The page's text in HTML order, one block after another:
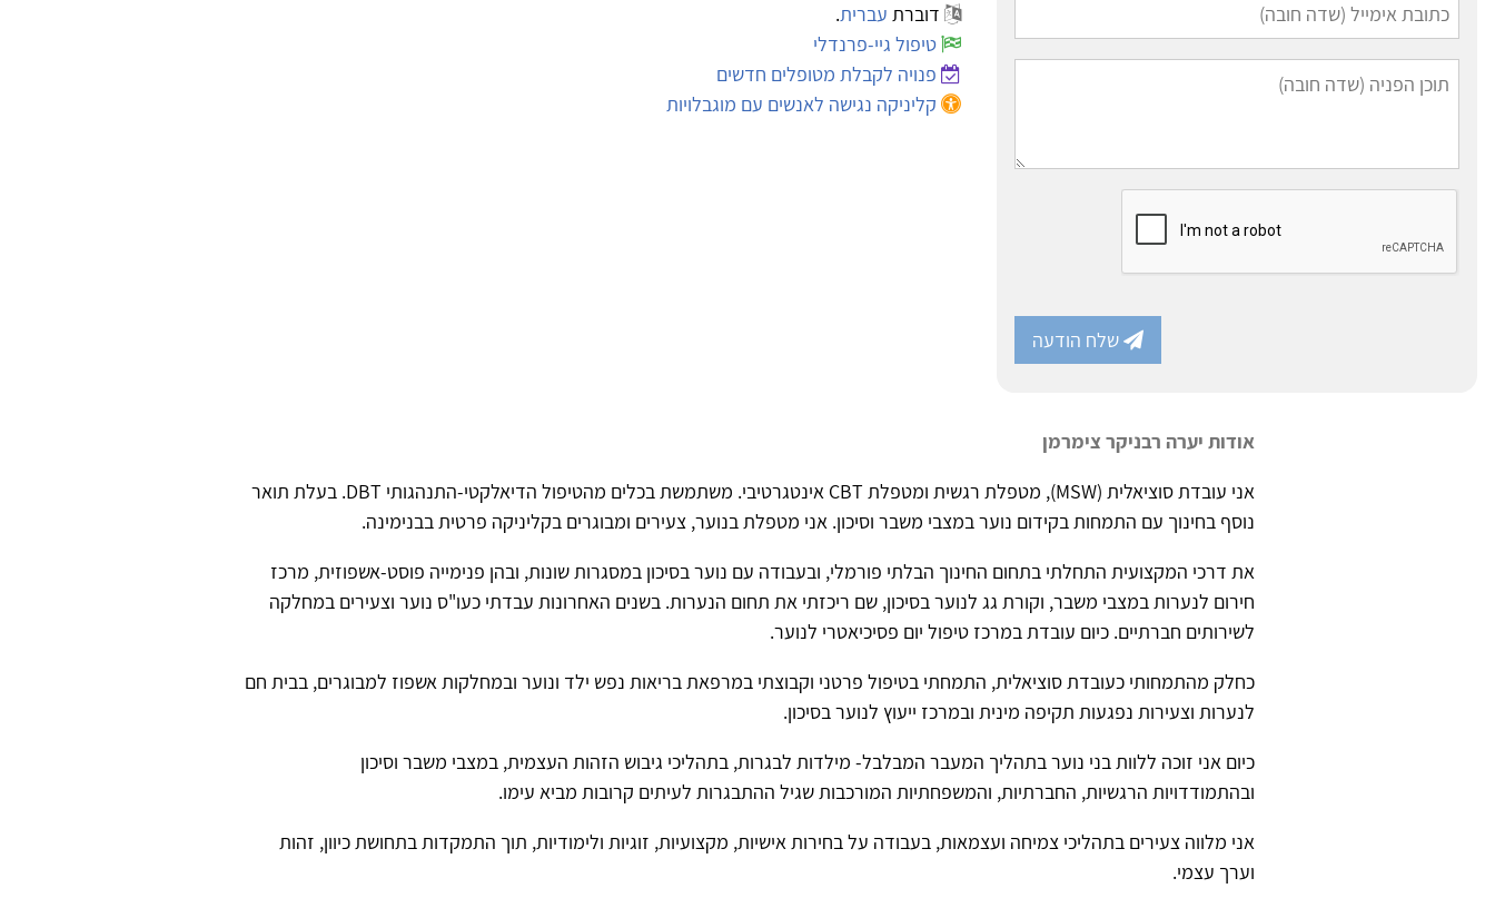
שלח הודעה
דוברת עברית.
טיפול גיי-פרנדלי
פנויה לקבלת מטופלים חדשים
קליניקה נגישה לאנשים עם מוגבלויות
אודות יערה רבניקר צימרמן
אני עובדת סוציאלית (MSW), מטפלת רגשית ומטפלת CBT אינטגרטיבי. משתמשת בכלים מהטיפול הדיאלקטי-התנהגותי DBT. בעלת תואר
נוסף בחינוך עם התמחות בקידום נוער במצבי משבר וסיכון. אני מטפלת בנוער, צעירים ומבוגרים בקליניקה פרטית בבנימינה.
את דרכי המקצועית התחלתי בתחום החינוך הבלתי פורמלי, ובעבודה עם נוער בסיכון במסגרות שונות, ובהן פנימייה פוסט-אשפוזית, מרכז
חירום לנערות במצבי משבר, וקורת גג לנוער בסיכון, שם ריכזתי את תחום הנערות. בשנים האחרונות עבדתי כעו"ס נוער וצעירים במחלקה
לשירותים חברתיים. כיום עובדת במרכז טיפול יום פסיכיאטרי לנוער.
כחלק מהתמחותי כעובדת סוציאלית, התמחתי בטיפול פרטני וקבוצתי במרפאת בריאות נפש ילד ונוער ובמחלקות אשפוז למבוגרים, בבית חם
לנערות וצעירות נפגעות תקיפה מינית ובמרכז ייעוץ לנוער בסיכון.
כיום אני זוכה ללוות בני נוער בתהליך המעבר המבלבל- מילדות לבגרות, בתהליכי גיבוש הזהות העצמית, במצבי משבר וסיכון
ובהתמודדויות הרגשיות, החברתיות, והמשפחתיות המורכבות שגיל ההתבגרות לעיתים קרובות מביא עימו.
אני מלווה צעירים בתהליכי צמיחה ועצמאות, בעבודה על בחירות אישיות, מקצועיות, זוגיות ולימודיות, תוך התמקדות בתחושת כיוון, זהות
וערך עצמי.